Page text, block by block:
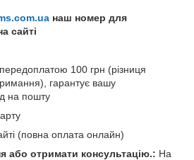
наш номер для
сайті
100 грн (різниця
гарантує вашу
на пошту
(повна оплата онлайн)
або отримати консультацію.: На